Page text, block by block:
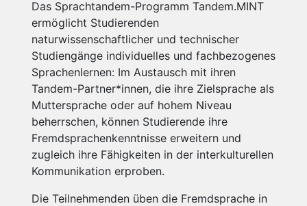
Das Sprachtandem-Programm Tandem.MINT
ermöglicht Studierenden
naturwissenschaftlicher und technischer
Studiengänge individuelles und fachbezogenes
Sprachenlernen: Im Austausch mit ihren
Tandem-Partner*innen, die ihre Zielsprache als
Muttersprache oder auf hohem Niveau
beherrschen, können Studierende ihre
Fremdsprachenkenntnisse erweitern und
zugleich ihre Fähigkeiten in der interkulturellen
Kommunikation erproben.
Die Teilnehmenden üben die Fremdsprache in